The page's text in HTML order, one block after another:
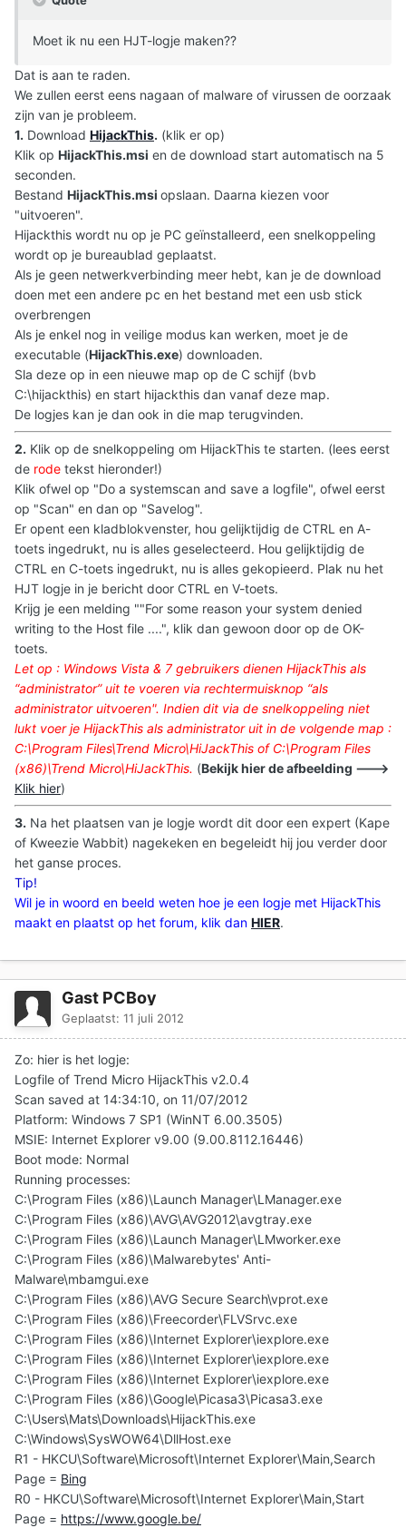
Moet ik nu een HJT-logje maken??
Dat is aan te raden.
We zullen eerst eens nagaan of malware of virussen de oorzaak
zijn van je probleem.
1. Download HijackThis. (klik er op)
Klik op HijackThis.msi en de download start automatisch na 5
seconden.
Bestand HijackThis.msi opslaan. Daarna kiezen voor
"uitvoeren".
Hijackthis wordt nu op je PC geïnstalleerd, een snelkoppeling
wordt op je bureaublad geplaatst.
Als je geen netwerkverbinding meer hebt, kan je de download
doen met een andere pc en het bestand met een usb stick
overbrengen
Als je enkel nog in veilige modus kan werken, moet je de
executable (HijackThis.exe) downloaden.
Sla deze op in een nieuwe map op de C schijf (bvb
C:\hijackthis) en start hijackthis dan vanaf deze map.
De logjes kan je dan ook in die map terugvinden.
2. Klik op de snelkoppeling om HijackThis te starten. (lees eerst
de rode tekst hieronder!)
Klik ofwel op "Do a systemscan and save a logfile", ofwel eerst
op "Scan" en dan op "Savelog".
Er opent een kladblokvenster, hou gelijktijdig de CTRL en A-
toets ingedrukt, nu is alles geselecteerd. Hou gelijktijdig de
CTRL en C-toets ingedrukt, nu is alles gekopieerd. Plak nu het
HJT logje in je bericht door CTRL en V-toets.
Krijg je een melding ""For some reason your system denied
writing to the Host file ....", klik dan gewoon door op de OK-
toets.
Let op : Windows Vista & 7 gebruikers dienen HijackThis als
“administrator” uit te voeren via rechtermuisknop “als
administrator uitvoeren". Indien dit via de snelkoppeling niet
lukt voer je HijackThis als administrator uit in de volgende map :
C:\Program Files\Trend Micro\HiJackThis of C:\Program Files
(x86)\Trend Micro\HiJackThis. (Bekijk hier de afbeelding --->
Klik hier)
3. Na het plaatsen van je logje wordt dit door een expert (Kape
of Kweezie Wabbit) nagekeken en begeleidt hij jou verder door
het ganse proces.
Tip!
Wil je in woord en beeld weten hoe je een logje met HijackThis
maakt en plaatst op het forum, klik dan HIER.
Gast PCBoy
Geplaatst: 11 juli 2012
Zo: hier is het logje:
Logfile of Trend Micro HijackThis v2.0.4
Scan saved at 14:34:10, on 11/07/2012
Platform: Windows 7 SP1 (WinNT 6.00.3505)
MSIE: Internet Explorer v9.00 (9.00.8112.16446)
Boot mode: Normal
Running processes:
C:\Program Files (x86)\Launch Manager\LManager.exe
C:\Program Files (x86)\AVG\AVG2012\avgtray.exe
C:\Program Files (x86)\Launch Manager\LMworker.exe
C:\Program Files (x86)\Malwarebytes' Anti-
Malware\mbamgui.exe
C:\Program Files (x86)\AVG Secure Search\vprot.exe
C:\Program Files (x86)\Freecorder\FLVSrvc.exe
C:\Program Files (x86)\Internet Explorer\iexplore.exe
C:\Program Files (x86)\Internet Explorer\iexplore.exe
C:\Program Files (x86)\Internet Explorer\iexplore.exe
C:\Program Files (x86)\Google\Picasa3\Picasa3.exe
C:\Users\Mats\Downloads\HijackThis.exe
C:\Windows\SysWOW64\DllHost.exe
R1 - HKCU\Software\Microsoft\Internet Explorer\Main,Search
Page = Bing
R0 - HKCU\Software\Microsoft\Internet Explorer\Main,Start
Page = https://www.google.be/